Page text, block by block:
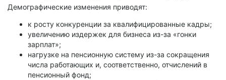
Демографические изменения приводят:
к росту конкуренции за квалифицированные кадры;
увеличению издержек для бизнеса из-за «гонки
зарплат»;
нагрузке на пенсионную систему из-за сокращения
числа работающих и, соответственно, отчислений в
пенсионный фонд;